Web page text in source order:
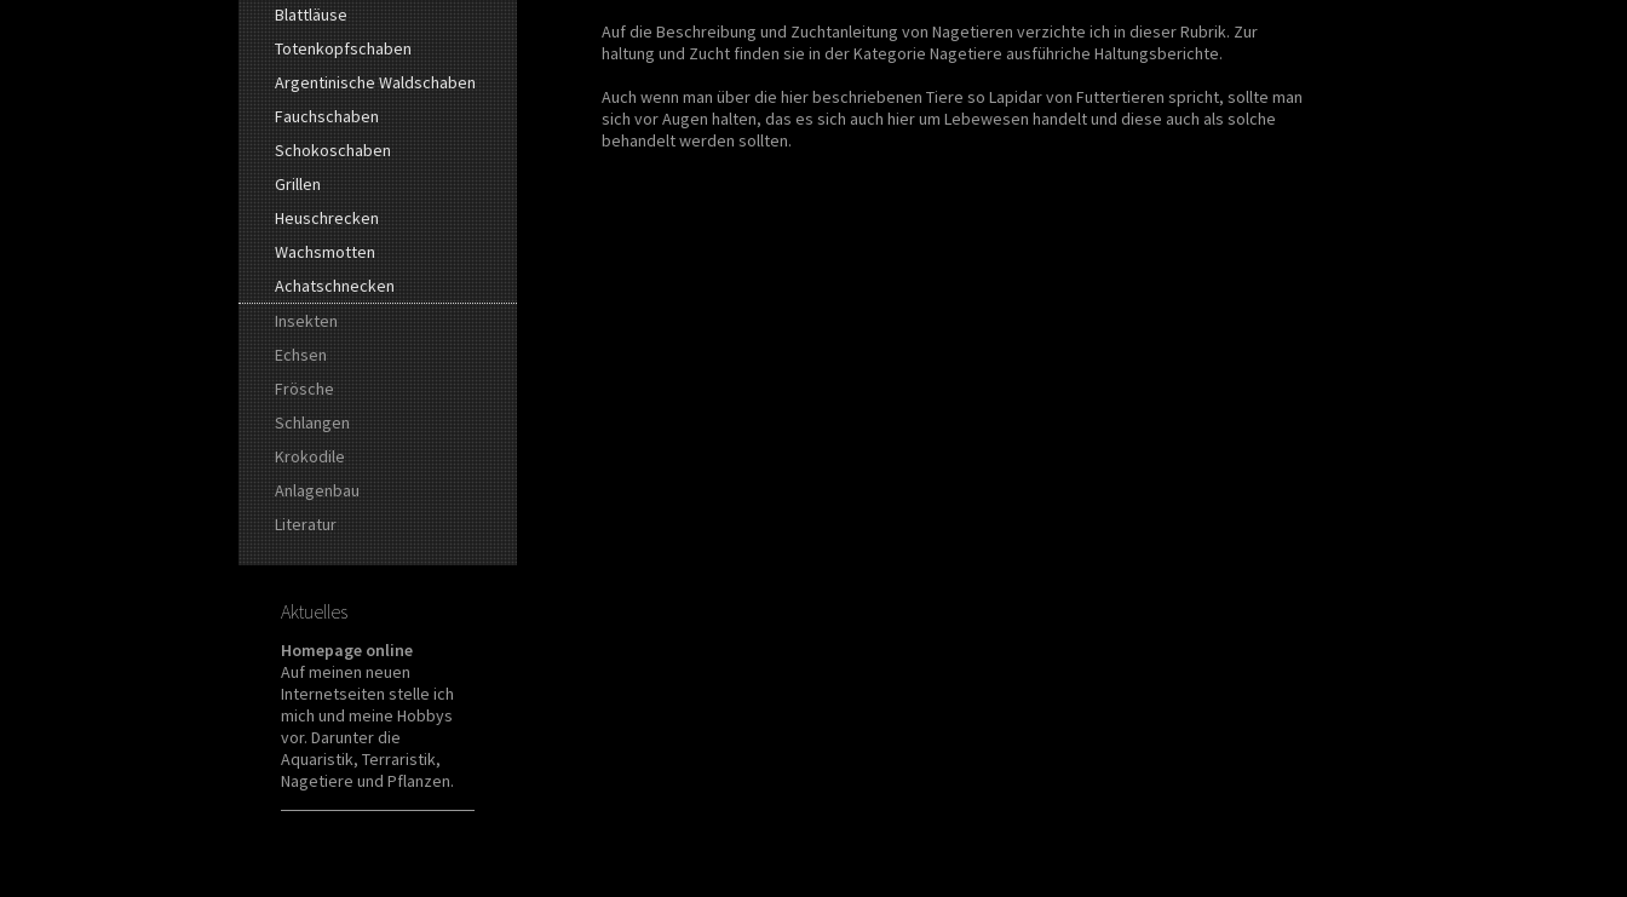
Blattläuse
Totenkopfschaben
Argentinische Waldschaben
Fauchschaben
Schokoschaben
Grillen
Heuschrecken
Wachsmotten
Achatschnecken
Insekten
Echsen
Frösche
Schlangen
Krokodile
Anlagenbau
Literatur
Aktuelles
Homepage online
Auf meinen neuen
Internetseiten stelle ich
mich und meine Hobbys
vor. Darunter die
Aquaristik, Terraristik,
Nagetiere und Pflanzen.
Auf die Beschreibung und Zuchtanleitung von Nagetieren verzichte ich in dieser Rubrik. Zur
haltung und Zucht finden sie in der Kategorie Nagetiere ausführiche Haltungsberichte.
Auch wenn man über die hier beschriebenen Tiere so Lapidar von Futtertieren spricht, sollte man
sich vor Augen halten, das es sich auch hier um Lebewesen handelt und diese auch als solche
behandelt werden sollten.